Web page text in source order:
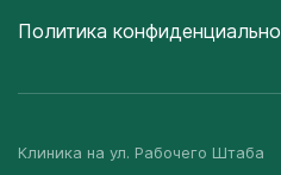
Политика
Клиника на ул. Рабочего Штаба